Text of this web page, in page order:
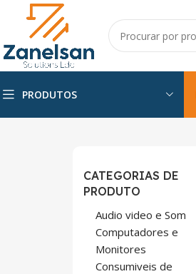
PRODUTOS
CATEGORIAS DE
PRODUTO
Audio video e Som
Computadores e
Monitores
Consumiveis de